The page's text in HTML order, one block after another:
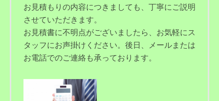
お見積もりの内容につきましても、丁寧にご説明
させていただきます。
お見積書に不明点がございましたら、お気軽にス
タッフにお声掛けください。後日、メールまたは
お電話でのご連絡も承っております。